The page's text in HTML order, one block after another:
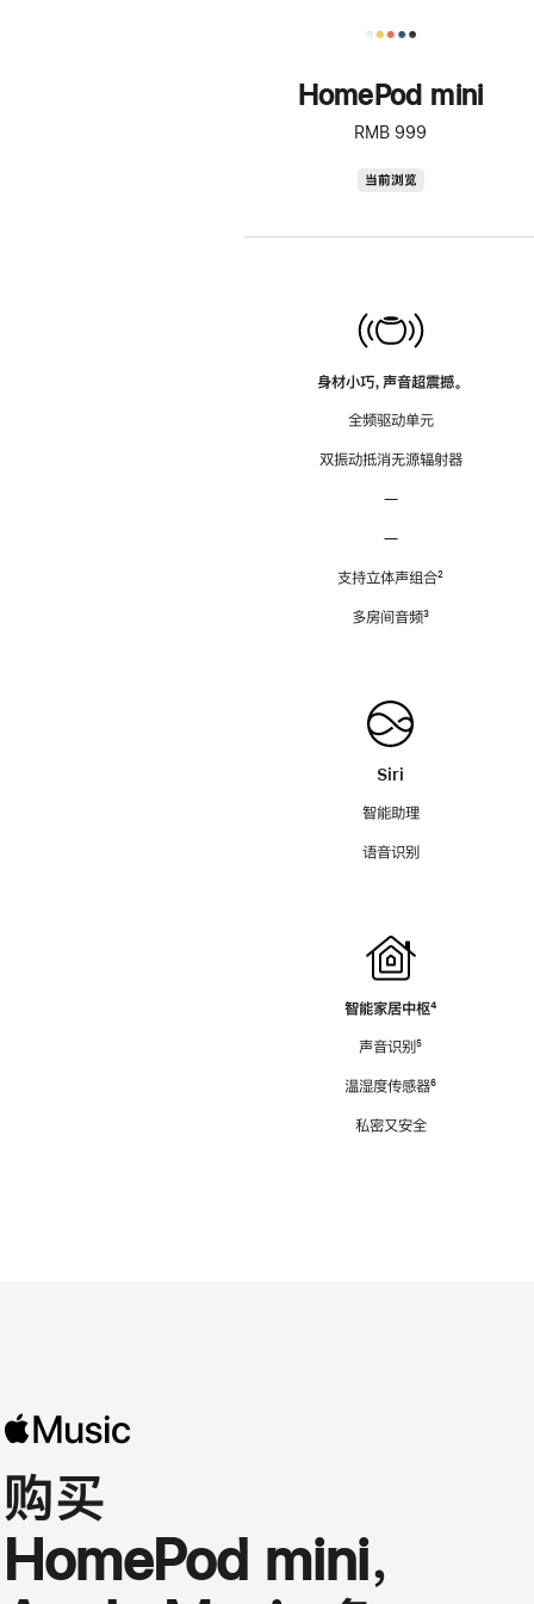
HomePod mini
RMB 999
当前浏览
身材小巧，声音超震撼。
全频驱动单元
双振动抵消无源辐射器
—
—
支持立体声组合脚
²
多房间音频脚
³
Siri
智能助理
语音识别
智能家居中枢脚
⁴
声音识别脚
⁵
温湿度传感器脚
⁶
私密又安全
购买
HomePod mini，